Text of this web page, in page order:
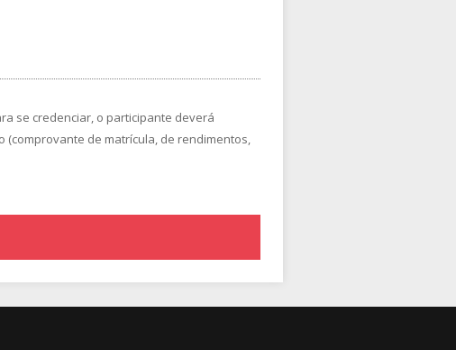
se credenciar, o participante deverá
(comprovante de matrícula, de rendimentos,